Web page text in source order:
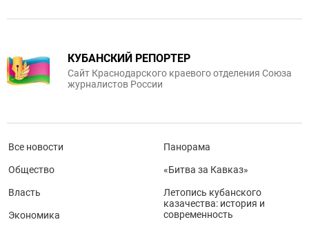
КУБАНСКИЙ РЕПОРТЕР
Сайт Краснодарского краевого отделения Союза
журналистов России
Все новости
Общество
Власть
Экономика
Панорама
«Битва за Кавказ»
Летопись кубанского
казачества: история и
современность